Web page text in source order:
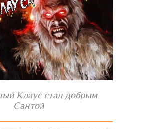
Клаус стал добрым
Сантой